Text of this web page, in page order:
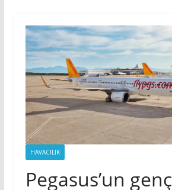
HAVACILIK
Pegasus’un genç